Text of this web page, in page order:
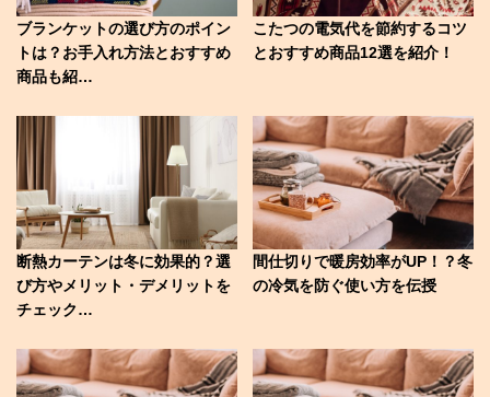
ブランケットの選び方のポイン
トは？お手入れ方法とおすすめ
商品も紹…
こたつの電気代を節約するコツ
とおすすめ商品12選を紹介！
断熱カーテンは冬に効果的？選
び方やメリット・デメリットを
チェック…
間仕切りで暖房効率がUP！？冬
の冷気を防ぐ使い方を伝授